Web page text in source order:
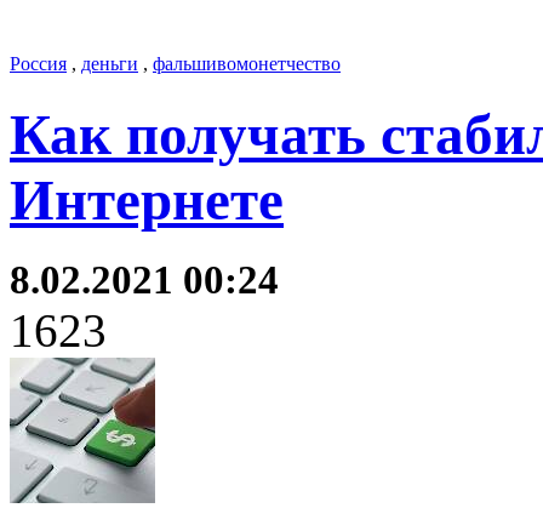
Россия , деньги , фальшивомонетчество
Как получать
Интернете
8.02.2021 00:24
1623